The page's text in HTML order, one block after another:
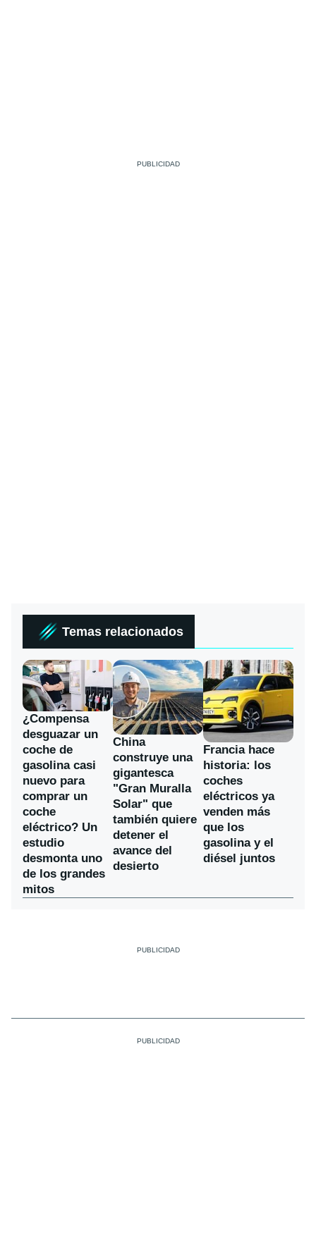
Temas relacionados
¿Compensa
desguazar un
coche de
gasolina casi
nuevo para
comprar un
coche
eléctrico? Un
estudio
desmonta uno
de los grandes
mitos
China
construye una
gigantesca
"Gran Muralla
Solar" que
también quiere
detener el
avance del
desierto
Francia hace
historia: los
coches
eléctricos ya
venden más
que los
gasolina y el
diésel juntos